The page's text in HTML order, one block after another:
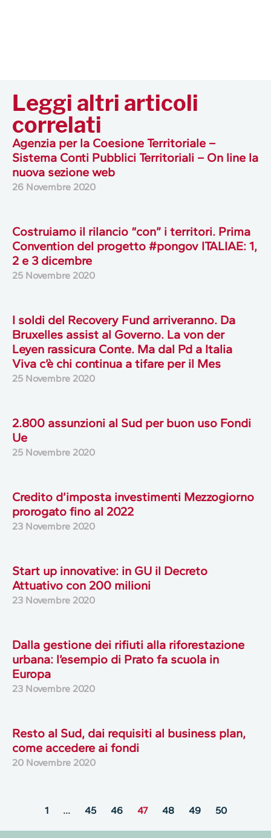
Leggi altri articoli
correlati
Agenzia per la Coesione Territoriale –
Sistema Conti Pubblici Territoriali – On line la
nuova sezione web
26 Novembre 2020
Costruiamo il rilancio “con” i territori. Prima
Convention del progetto #pongov ITALIAE: 1,
2 e 3 dicembre
25 Novembre 2020
I soldi del Recovery Fund arriveranno. Da
Bruxelles assist al Governo. La von der
Leyen rassicura Conte. Ma dal Pd a Italia
Viva c’è chi continua a tifare per il Mes
25 Novembre 2020
2.800 assunzioni al Sud per buon uso Fondi
Ue
25 Novembre 2020
Credito d’imposta investimenti Mezzogiorno
prorogato fino al 2022
23 Novembre 2020
Start up innovative: in GU il Decreto
Attuativo con 200 milioni
23 Novembre 2020
Dalla gestione dei rifiuti alla riforestazione
urbana: l’esempio di Prato fa scuola in
Europa
23 Novembre 2020
Resto al Sud, dai requisiti al business plan,
come accedere ai fondi
20 Novembre 2020
1 … 45 46 47 48 49 50